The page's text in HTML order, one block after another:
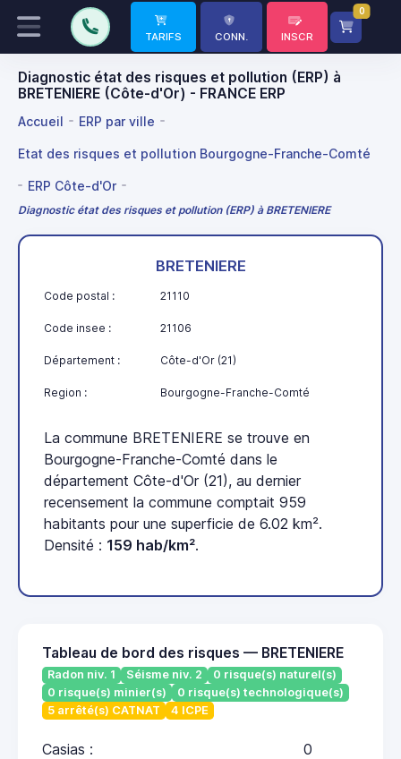
TARIFS CONN. INSCR
0
Diagnostic état des risques et pollution (ERP) à
BRETENIERE (Côte-d'Or) - FRANCE ERP
Accueil ERP par ville
Etat des risques et pollution Bourgogne-Franche-Comté
ERP Côte-d'Or
Diagnostic état des risques et pollution (ERP) à BRETENIERE
BRETENIERE
Code postal : 21110
Code insee : 21106
Département : Côte-d'Or (21)
Region : Bourgogne-Franche-Comté
La commune BRETENIERE se trouve en
Bourgogne-Franche-Comté dans le
département Côte-d'Or (21), au dernier
recensement la commune comptait 959
habitants pour une superficie de 6.02 km².
Densité : 159 hab/km².
Tableau de bord des risques — BRETENIERE
Radon niv. 1 Séisme niv. 2
0 risque(s) naturel(s)
0 risque(s) minier(s)
0 risque(s) technologique(s)
5 arrêté(s) CATNAT
4 ICPE
Casias : 0